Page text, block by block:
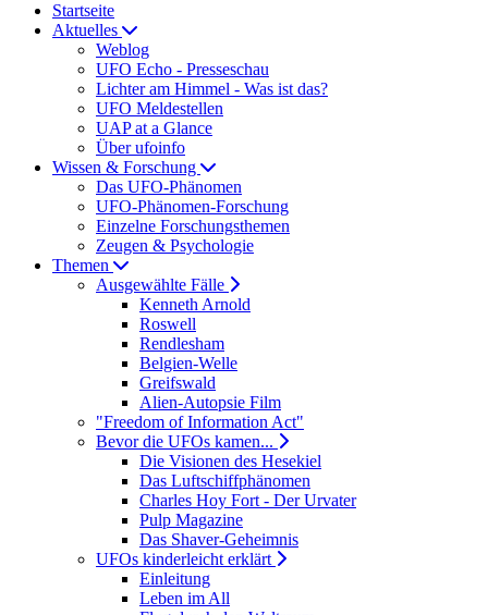
Startseite
Aktuelles
Weblog
UFO Echo - Presseschau
Lichter am Himmel - Was ist das?
UFO Meldestellen
UAP at a Glance
Über ufoinfo
Wissen & Forschung
Das UFO-Phänomen
UFO-Phänomen-Forschung
Einzelne Forschungsthemen
Zeugen & Psychologie
Themen
Ausgewählte Fälle
Kenneth Arnold
Roswell
Rendlesham
Belgien-Welle
Greifswald
Alien-Autopsie Film
"Freedom of Information Act"
Bevor die UFOs kamen...
Die Visionen des Hesekiel
Das Luftschiffphänomen
Charles Hoy Fort - Der Urvater
Pulp Magazine
Das Shaver-Geheimnis
UFOs kinderleicht erklärt
Einleitung
Leben im All